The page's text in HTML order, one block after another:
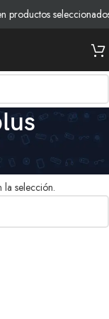
productos
selección.